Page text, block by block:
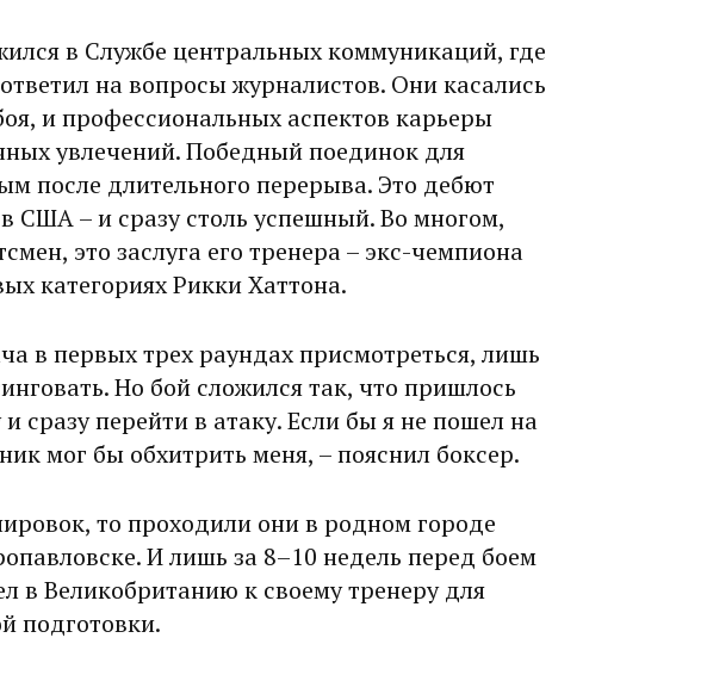
в Службе центральных коммуникаций, где
на воп­росы журналис­тов. Они касались
и профессиональных аспектов карьеры
увлечений. Победный поединок для
после длительного перерыва. Это дебют
США – и сразу столь успешный. Во многом,
это заслуга его тренера – экс-чемпиона
категориях Рикки Хаттона.
в первых трех раундах присмот­реться, лишь
Но бой сложился так, что пришлось
сразу перейти в атаку. Если бы я не пошел на
мог бы обхитрить меня, – пояснил боксер.
то проходили они в родном городе
И лишь за 8–10 недель перед боем
в Великобританию к своему тренеру для
подготовки.